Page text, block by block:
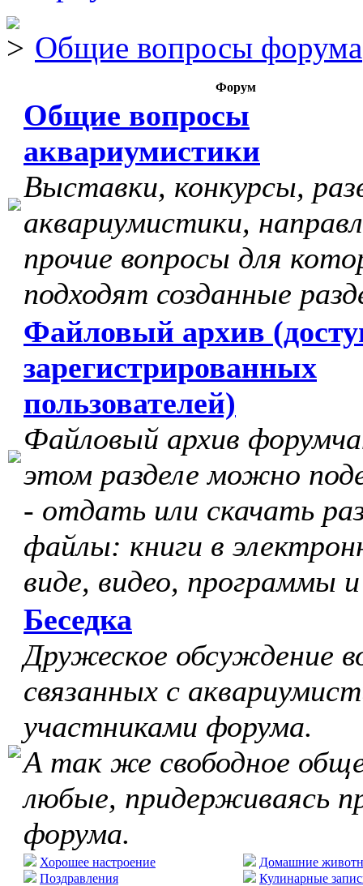
Общие вопросы форума
Форум
Общие вопросы
аквариумистики
Выставки, конкурсы,
аквариумистики,
прочие вопросы для
подходят созданные
Файловый архив
зарегистрированных
пользователей)
Файловый архив
этом разделе можно
- отдать или скачать
файлы: книги в
виде, видео, программы
Беседка
Дружеское обсуждение
связанных с
участниками форума.
А так же свободное
любые, придерживаясь
форума.
Хорошее настроение
Поздравления
Домашние
Кулинарные